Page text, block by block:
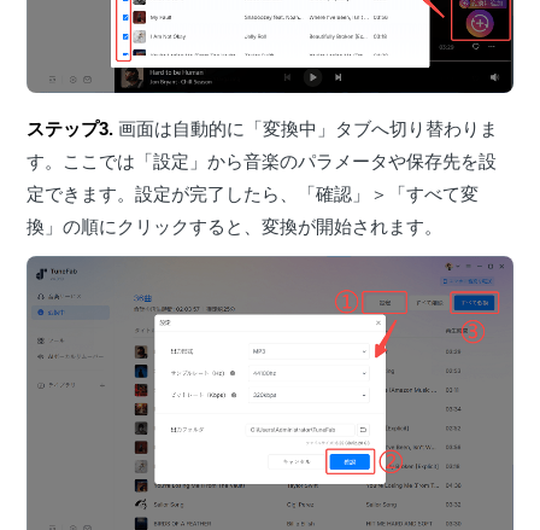
ステップ3.画面は自動的に「変換中」タブへ切り替わりま
す。ここでは「設定」から音楽のパラメータや保存先を設
定できます。設定が完了したら、「確認」＞「すべて変
換」の順にクリックすると、変換が開始されます。